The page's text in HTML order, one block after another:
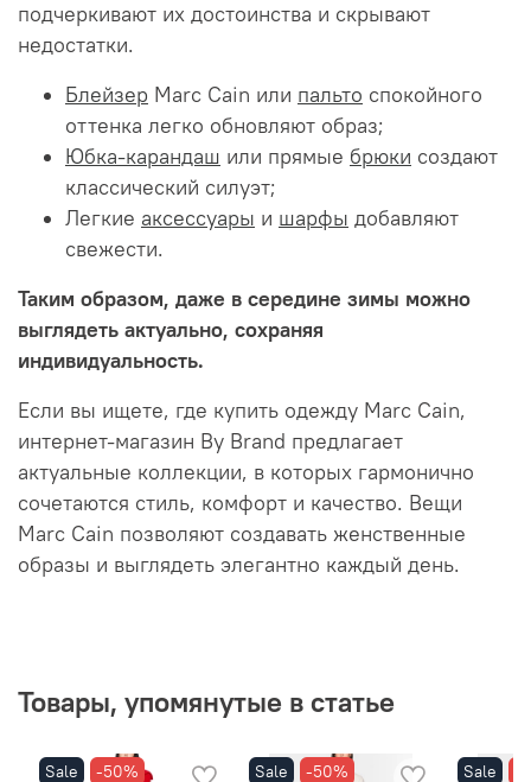
подчеркивают их достоинства и скрывают
недостатки.
Блейзер Marc Cain или пальто спокойного
оттенка легко обновляют образ;
Юбка-карандаш или прямые брюки создают
классический силуэт;
Легкие аксессуары и шарфы добавляют
свежести.
Таким образом, даже в середине зимы можно
выглядеть актуально, сохраняя
индивидуальность.
Если вы ищете, где купить одежду Marc Cain,
интернет-магазин By Brand предлагает
актуальные коллекции, в которых гармонично
сочетаются стиль, комфорт и качество. Вещи
Marc Cain позволяют создавать женственные
образы и выглядеть элегантно каждый день.
Товары, упомянутые в статье
Sale -50% Sale -50% Sale